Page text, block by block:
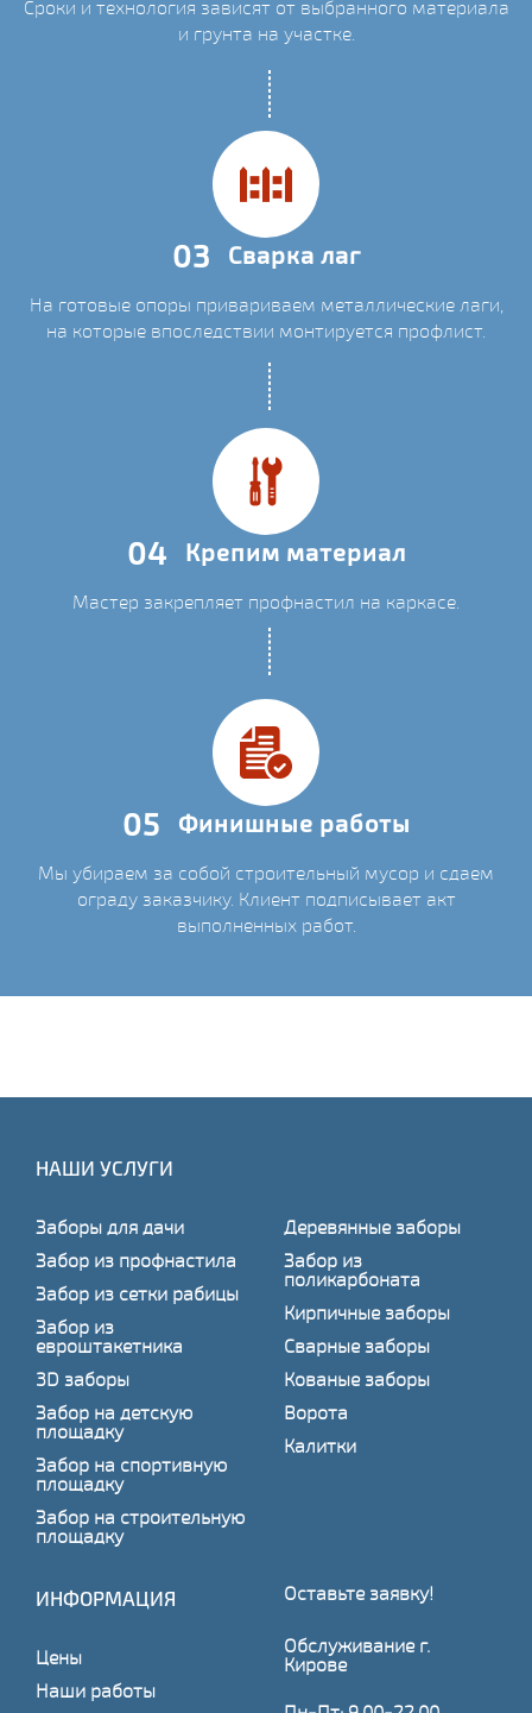
Сроки и технология зависят от выбранного материала
и грунта на участке.
03 Сварка лаг
На готовые опоры привариваем металлические лаги,
на которые впоследствии монтируется профлист.
04 Крепим материал
Мастер закрепляет профнастил на каркасе.
05 Финишные работы
Мы убираем за собой строительный мусор и сдаем
ограду заказчику. Клиент подписывает акт
выполненных работ.
НАШИ УСЛУГИ
Заборы для дачи
Забор из профнастила
Забор из сетки рабицы
Забор из
евроштакетника
3D заборы
Забор на детскую
площадку
Забор на спортивную
площадку
Забор на строительную
площадку
Деревянные заборы
Забор из
поликарбоната
Кирпичные заборы
Сварные заборы
Кованые заборы
Ворота
Калитки
ИНФОРМАЦИЯ
Цены
Наши работы
Оставьте заявку!
Обслуживание г.
Кирове